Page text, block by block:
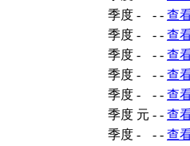
季度 - - - 查
季度 - - - 查
季度 - - - 查
季度 - - - 查
季度 - - - 查
季度 元 - - 查
季度 - - - 查